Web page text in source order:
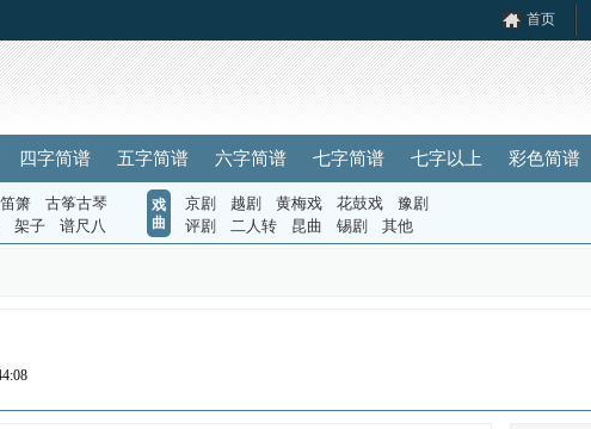
首页
四字简谱 五字简谱 六字简谱 七字简谱 七字以上 彩色简谱
笛箫
古筝古琴
架子 谱尺八
戏
曲
京剧 越剧 黄梅戏 花鼓戏
豫剧
评剧
二人转 昆曲 锡剧 其他